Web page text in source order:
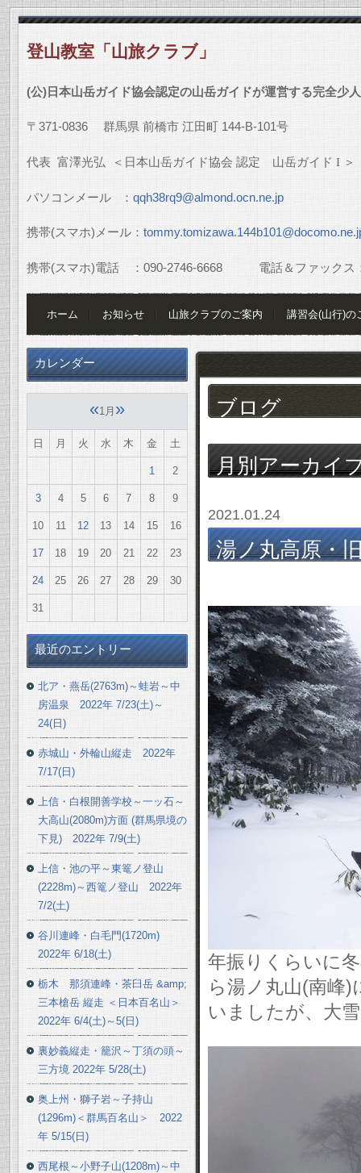
登山教室「山旅クラブ」
(公)日本山岳ガイド協会認定の山岳ガイドが運営する完全少
〒 371-0836 群馬県 前橋市 江田町 144-B-101号
代表 富澤光弘 ＜日本山岳ガイド協会 認定 山岳ガイド I ＞
パソコンメール ： qqh38rq9@almond.ocn.ne.jp
携帯(スマホ)メール：
携帯(スマホ)電話 ： 090-2746-6668電話＆ファックス
ホーム お知らせ 山旅クラブのご案内 講習会(山行)の
ブログ
月別アーカイ
2021.01.24
湯ノ丸高原・
年振りくらいに
ら湯ノ丸山(南峰
いましたが、大
カレンダー
«1月 »
日 月 火 水 木 金 土
1 2
3 4 5 6 7 8 9
10 11 12 13 14 15 16
17 18 19 20 21 22 23
24 25 26 27 28 29 30
31
最近のエントリー
北ア・燕岳(2763m)～蛙岩～中
房温泉 2022年 7/23(土)～
24(日)
赤城山・外輪山縦走 2022年
7/17(日)
上信・白根開善学校～一ッ石～
大高山(2080m)方面 (群馬県境の
下見) 2022年 7/9(土)
上信・池の平～東篭ノ登山
(2228m)～西篭ノ登山 2022年
7/2(土)
谷川連峰・白毛門(1720m)
2022年 6/18(土)
栃木 那須連峰・茶臼岳 &amp;
三本槍岳 縦走 ＜日本百名山＞
2022年 6/4(土)～5(日)
裏妙義縦走・籠沢～丁須の頭～
三方境 2022年 5/28(土)
奥上州・獅子岩～子持山
(1296m)＜群馬百名山＞ 2022
年 5/15(日)
西尾根～小野子山(1208m)～中